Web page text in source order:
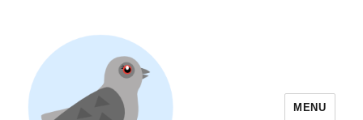
MENU